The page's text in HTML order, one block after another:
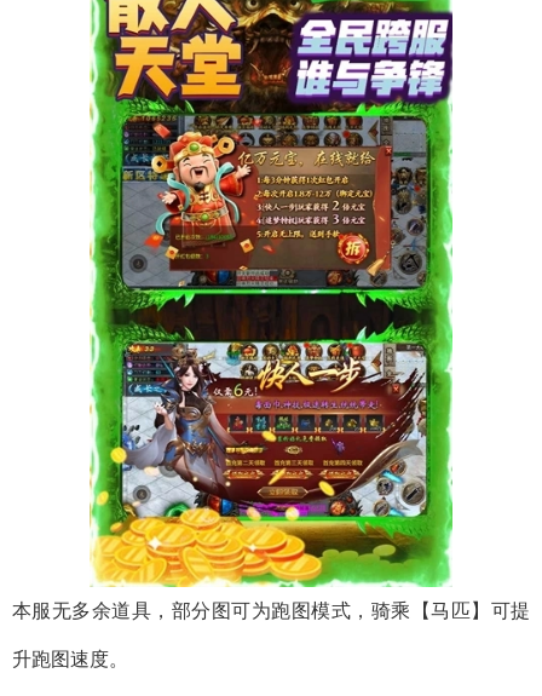
本服无多余道具，部分图可为跑图模式，骑乘【马匹】可提
升跑图速度。